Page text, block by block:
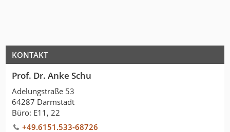
KONTAKT
Prof. Dr. Anke Schu
Adelungstraße 53
64287 Darmstadt
Büro: E11, 22
+49.6151.533-68726